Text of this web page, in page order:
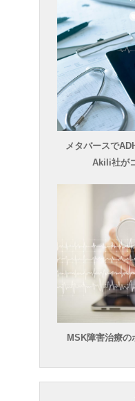
メタバースで
Akili社が
MSK障害治療の